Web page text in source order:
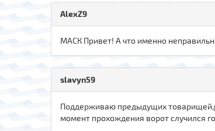
AlexZ9
МАСК Привет! А что именно
slavyn59
Поддерживаю предыдущих
момент прохождения ворот случился